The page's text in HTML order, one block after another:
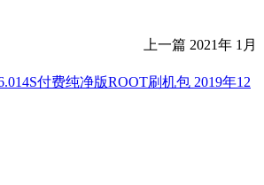
上一篇 2021年 1月
付费纯净版ROOT刷机包 2019年12